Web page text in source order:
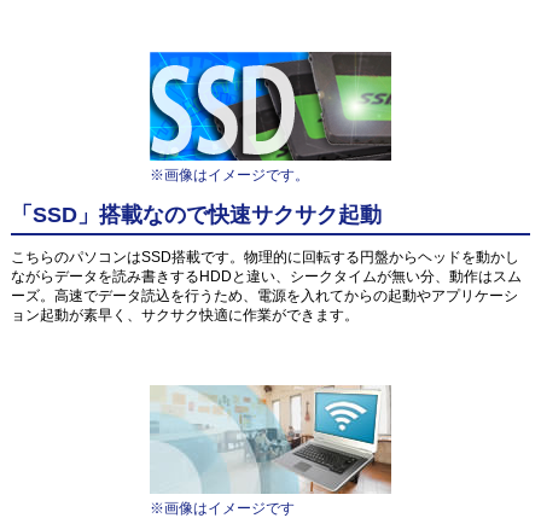
※画像はイメージです。
「SSD」搭載なので快速サクサク起動
こちらのパソコンはSSD搭載です。物理的に回転する円盤からヘッドを動かし
ながらデータを読み書きするHDDと違い、シークタイムが無い分、動作はスム
ーズ。高速でデータ読込を行うため、電源を入れてからの起動やアプリケーシ
ョン起動が素早く、サクサク快適に作業ができます。
※画像はイメージです